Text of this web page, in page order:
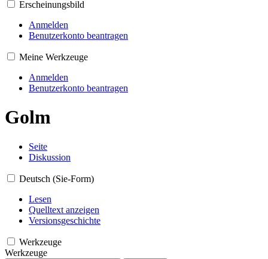
Erscheinungsbild
Anmelden
Benutzerkonto beantragen
Meine Werkzeuge
Anmelden
Benutzerkonto beantragen
Golm
Seite
Diskussion
Deutsch (Sie-Form)
Lesen
Quelltext anzeigen
Versionsgeschichte
Werkzeuge
Werkzeuge